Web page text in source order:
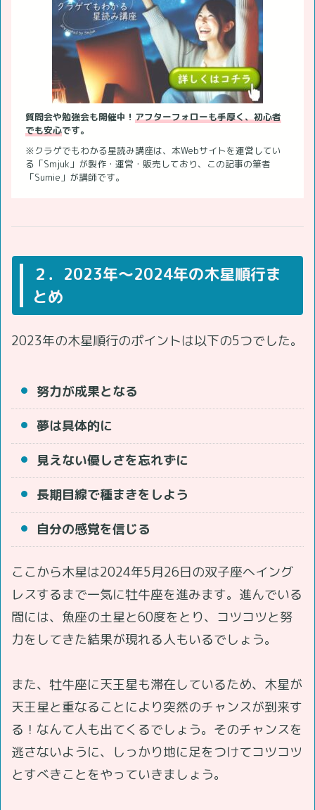
質問会や勉強会も開催中！ アフターフォローも手厚く、初心者
でも安心です。
※クラゲでもわかる星読み講座は、本Webサイトを運営してい
る「Smjuk」が製作・運営・販売しており、この記事の筆者
「Sumie」が講師です。
２．2023年～2024年の木星順行ま
とめ
2023年の木星順行のポイントは以下の5つでした。
努力が成果となる
夢は具体的に
見えない優しさを忘れずに
長期目線で種まきをしよう
自分の感覚を信じる
ここから木星は2024年5月26日の双子座へイング
レスするまで一気に牡牛座を進みます。進んでいる
間には、魚座の土星と60度をとり、コツコツと努
力をしてきた結果が現れる人もいるでしょう。
また、牡牛座に天王星も滞在しているため、木星が
天王星と重なることにより突然のチャンスが到来す
る！なんて人も出てくるでしょう。そのチャンスを
逃さないように、しっかり地に足をつけてコツコツ
とすべきことをやっていきましょう。